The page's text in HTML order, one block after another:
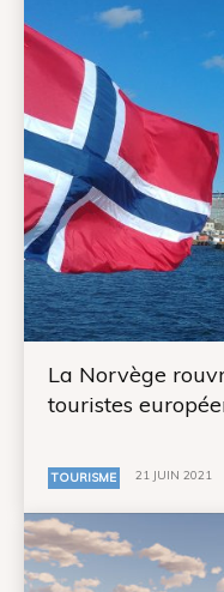
La Norvège
touristes
TOURISME 21 JUIN 2021